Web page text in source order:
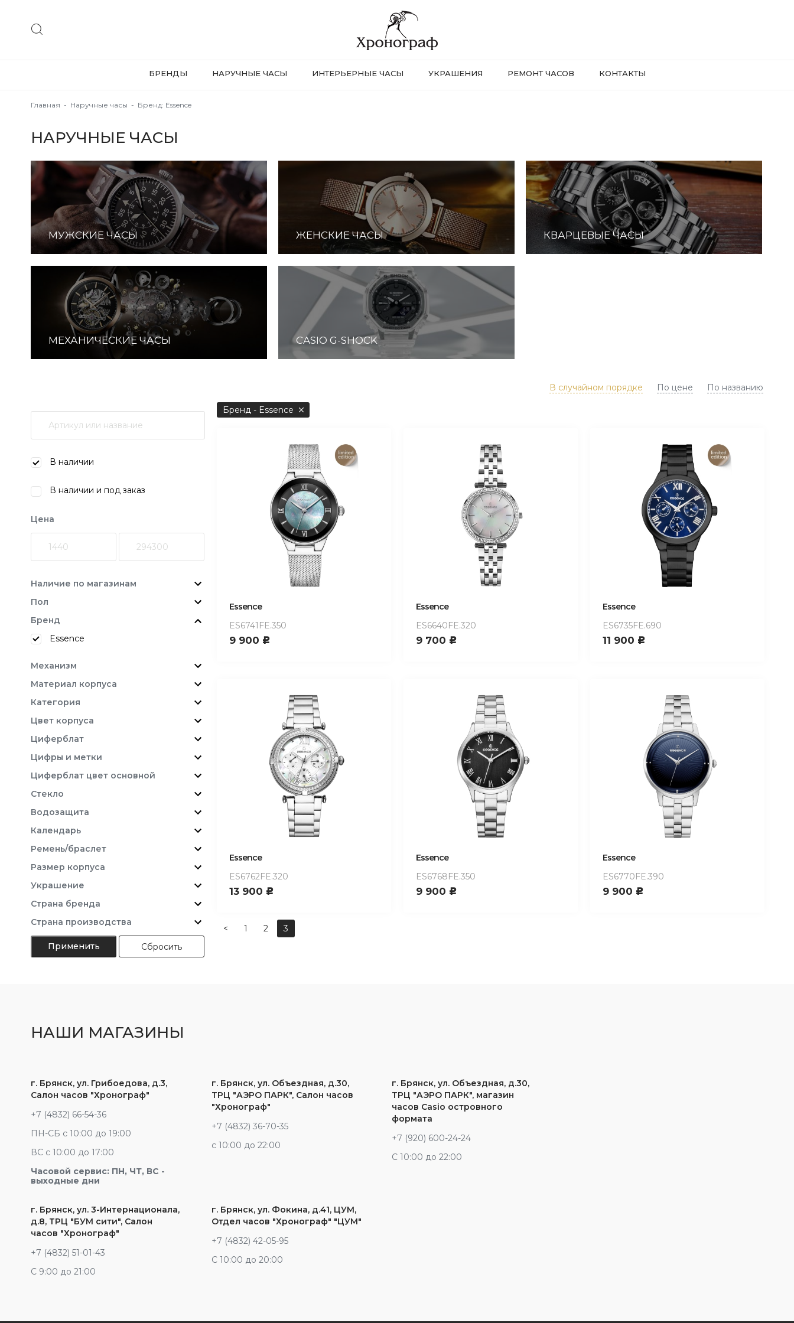
БРЕНДЫ НАРУЧНЫЕ ЧАСЫ ИНТЕРЬЕРНЫЕ ЧАСЫ УКРАШЕНИЯ РЕМОНТ ЧАСОВ КОНТАКТЫ
Главная - Наручные часы - Бренд: Essence
НАРУЧНЫЕ ЧАСЫ
МУЖСКИЕ ЧАСЫ ЖЕНСКИЕ ЧАСЫ КВАРЦЕВЫЕ ЧАСЫ
МЕХАНИЧЕСКИЕ ЧАСЫ CASIO G-SHOCK
В наличии
В наличии и под заказ
Цена
Наличие по магазинам
Пол
Бренд
Essence
Механизм
Материал корпуса
Категория
Цвет корпуса
Циферблат
Цифры и метки
Циферблат цвет основной
Стекло
Водозащита
Календарь
Ремень/браслет
Размер корпуса
Украшение
Страна бренда
Страна производства
Сбросить
В случайном порядке По цене По названию
Бренд - Essence
Essence
ES6741FE.350
9 900 c
Essence
ES6640FE.320
9 700 c
Essence
ES6735FE.690
11 900 c
Essence
ES6762FE.320
13 900 c
Essence
ES6768FE.350
9 900 c
Essence
ES6770FE.390
9 900 c
< 1 2 3
НАШИ МАГАЗИНЫ
г. Брянск, ул. Грибоедова, д.3,
Салон часов "Хронограф"
+7 (4832) 66-54-36
ПН-СБ с 10:00 до 19:00
ВС с 10:00 до 17:00
Часовой сервис: ПН, ЧТ, ВС -
выходные дни
г. Брянск, ул. Объездная, д.30,
ТРЦ "АЭРО ПАРК", Салон часов
"Хронограф"
+7 (4832) 36-70-35
c 10:00 до 22:00
г. Брянск, ул. Объездная, д.30,
ТРЦ "АЭРО ПАРК", магазин
часов Casio островного
формата
+7 (920) 600-24-24
С 10:00 до 22:00
г. Брянск, ул. 3-Интернационала,
д.8, ТРЦ "БУМ сити", Салон
часов "Хронограф"
+7 (4832) 51-01-43
С 9:00 до 21:00
г. Брянск, ул. Фокина, д.41, ЦУМ,
Отдел часов "Хронограф" "ЦУМ"
+7 (4832) 42-05-95
С 10:00 до 20:00